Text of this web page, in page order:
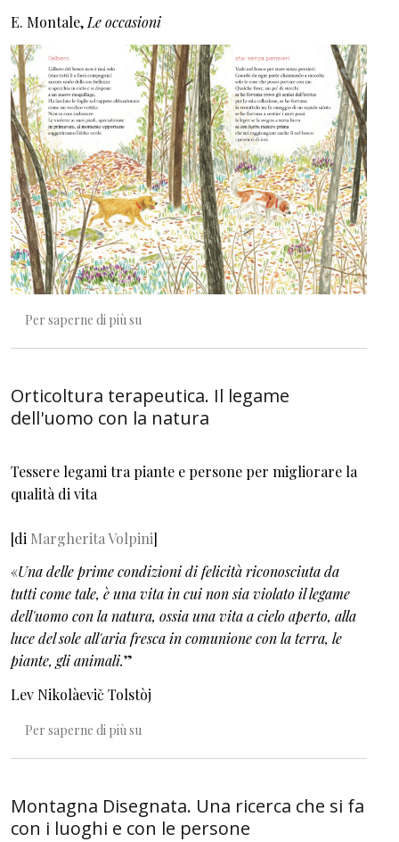
E. Montale,Le occasioni
Per saperne di più su
Orticoltura terapeutica. Il legame
dell'uomo con la natura
Tessere legami tra piante e persone per migliorare la
qualità di vita
[di Margherita Volpini]
«Una delle prime condizioni di felicità riconosciuta da
tutti come tale, è una vita in cui non sia violato il legame
dell'uomo con la natura, ossia una vita a cielo aperto, alla
luce del sole all'aria fresca in comunione con la terra, le
piante, gli animali.”
Lev Nikolàevič Tolstòj
Per saperne di più su
Montagna Disegnata. Una ricerca che si fa
con i luoghi e con le persone